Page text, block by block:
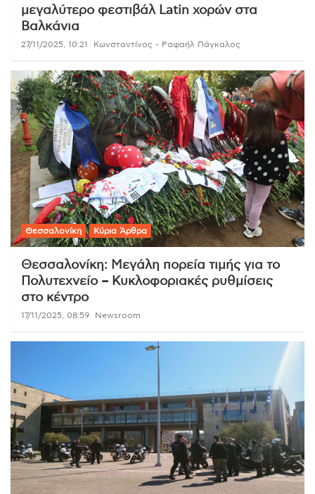
μεγαλύτερο φεστιβάλ Latin χορών στα
Βαλκάνια
27/11/2025, 10:21 Κωνσταντίνος - Ραφαήλ Πάγκαλος
Θεσσαλονίκη Κύρια Άρθρα
Θεσσαλονίκη: Μεγάλη πορεία τιμής για το
Πολυτεχνείο – Κυκλοφοριακές ρυθμίσεις
στο κέντρο
17/11/2025, 08:59 Newsroom